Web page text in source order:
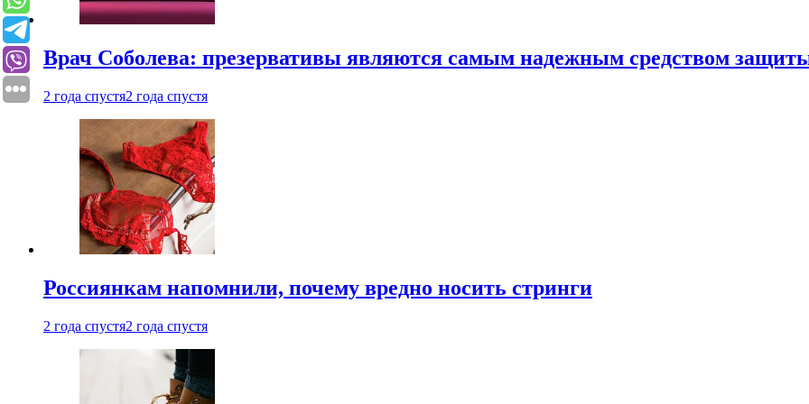
Врач Соболева: презервативы являются самым надежным средством
2 года спустя2 года спустя
Россиянкам напомнили, почему вредно носить стринги
2 года спустя2 года спустя